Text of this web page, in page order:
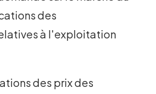
des
à l'exploitation
des prix des